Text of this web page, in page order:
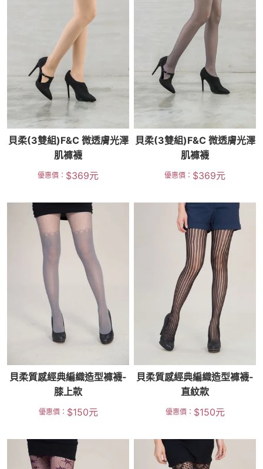
貝柔(3雙組)F&C 微透膚光澤
肌褲襪
優惠價： $369元
貝柔(3雙組)F&C 微透膚光澤
肌褲襪
優惠價： $369元
貝柔質感經典編織造型褲襪-
膝上款
優惠價： $150元
貝柔質感經典編織造型褲襪-
直紋款
優惠價： $150元